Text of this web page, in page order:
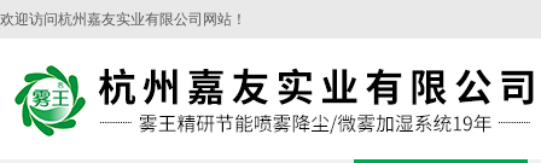
欢迎访问杭州嘉友实业有限公司网站！